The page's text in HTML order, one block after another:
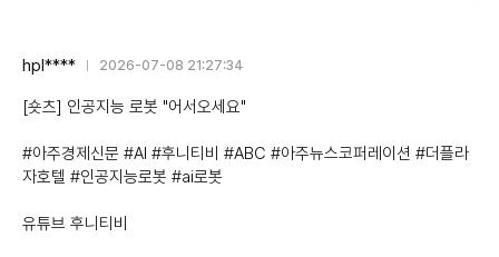
hpl**** 2026-07-08 21:27:34
[숏츠] 인공지능 로봇 "어서오세요"
#아주경제신문 #AI #후니티비 #ABC #아주뉴스코퍼레이션 #더플라
자호텔 #인공지능로봇 #ai로봇
유튜브 후니티비